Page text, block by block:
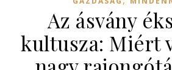
Az ásvány
kultusza: Miért